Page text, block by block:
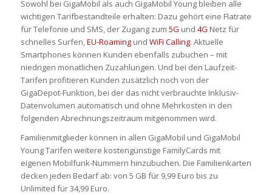
Sowohl bei GigaMobil als auch GigaMobil Young bleiben alle
wichtigen Tarifbestandteile erhalten: Dazu gehört eine Flatrate
für Telefonie und SMS, der Zugang zum 5G und 4G Netz für
schnelles Surfen,EU-Roamingund WiFi Calling. Aktuelle
Smartphones können Kunden ebenfalls zubuchen – mit
niedrigen monatlichen Zuzahlungen. Und bei den Laufzeit-
Tarifen profitieren Kunden zusätzlich noch von der
GigaDepot-Funktion, bei der das nicht verbrauchte Inklusiv-
Datenvolumen automatisch und ohne Mehrkosten in den
folgenden Abrechnungszeitraum mitgenommen wird.
Familienmitglieder können in allen GigaMobil und GigaMobil
Young Tarifen weitere kostengünstige FamilyCards mit
eigenen Mobilfunk-Nummern hinzubuchen. Die Familienkarten
decken jeden Bedarf ab: von 5 GB für 9,99 Euro bis zu
Unlimited für 34,99 Euro.